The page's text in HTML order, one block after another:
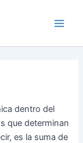
dentro del
que determinan
es la suma de